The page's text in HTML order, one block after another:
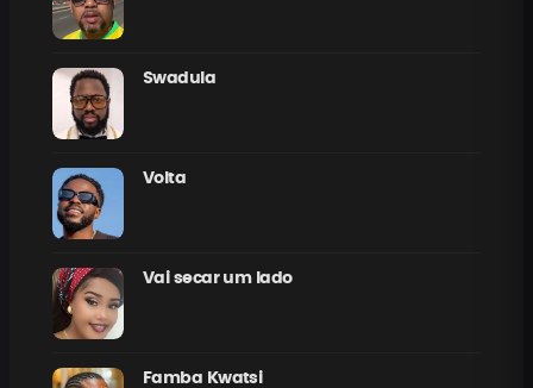
Swadula
Volta
Vai secar um lado
Famba Kwatsi